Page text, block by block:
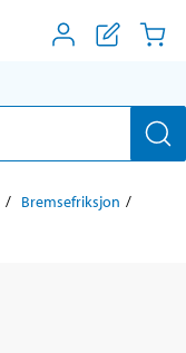
Bremsefriksjon